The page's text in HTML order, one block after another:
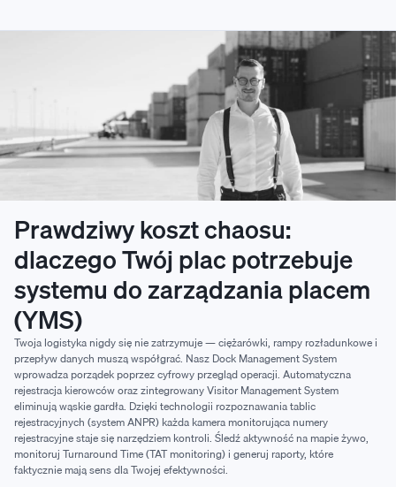
Prawdziwy koszt chaosu:
dlaczego Twój plac potrzebuje
systemu do zarządzania placem
(YMS)
Twoja logistyka nigdy się nie zatrzymuje — ciężarówki, rampy rozładunkowe i
przepływ danych muszą współgrać. Nasz Dock Management System
wprowadza porządek poprzez cyfrowy przegląd operacji. Automatyczna
rejestracja kierowców oraz zintegrowany Visitor Management System
eliminują wąskie gardła. Dzięki technologii rozpoznawania tablic
rejestracyjnych (system ANPR) każda kamera monitorująca numery
rejestracyjne staje się narzędziem kontroli. Śledź aktywność na mapie żywo,
monitoruj Turnaround Time (TAT monitoring) i generuj raporty, które
faktycznie mają sens dla Twojej efektywności.